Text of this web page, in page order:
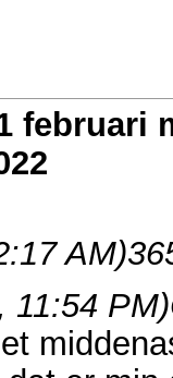
februari
AM)
11:54 PM)